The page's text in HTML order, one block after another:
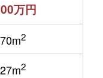
万円
2
2